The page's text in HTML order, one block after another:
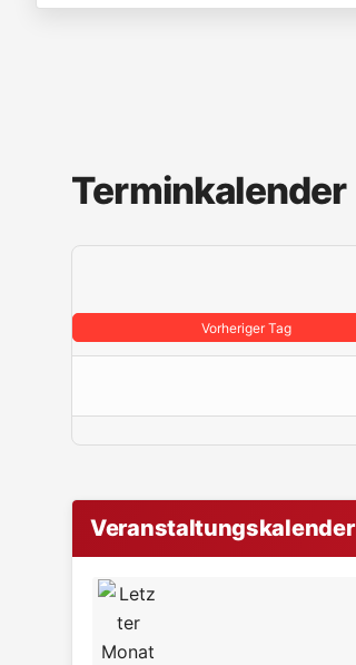
Terminkalender
Vorheriger Tag
Veranstaltungskalender